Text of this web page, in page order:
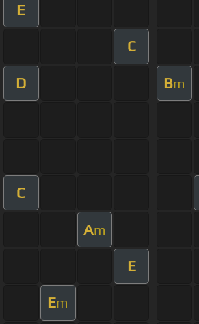
E
C
D Bm
C
Am
E
Em